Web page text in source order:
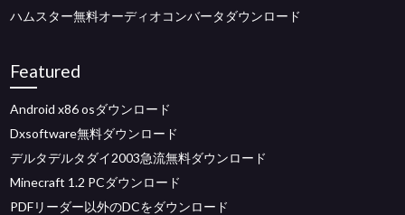
ハムスター無料オーディオコンバータダウンロード
Featured
Android x86 osダウンロード
Dxsoftware無料ダウンロード
デルタデルタダイ2003急流無料ダウンロード
Minecraft 1.2 PCダウンロード
PDFリーダー以外のDCをダウンロード